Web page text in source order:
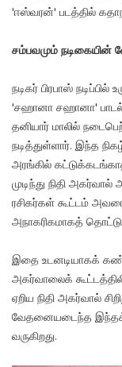
'ஈஸ்வரன்' படத்தில்
சம்பவமும் நடிகையின்
நடிகர் பிரபாஸ்
'சஹானா சஹானா' பாடல்
தனியார் மாலில்
நடித்துள்ளார். இந்த
அரங்கில்
முடிந்து நிதி
ரசிகர்கள் கூட்டம்
அநாகரிகமாகத்
இதை உடனடியாகக் கண்ட
அகர்வாலைக்
ஏறிய நிதி அகர்வால்
வேதனையடைந்த இந்தக்
வருகிறது.